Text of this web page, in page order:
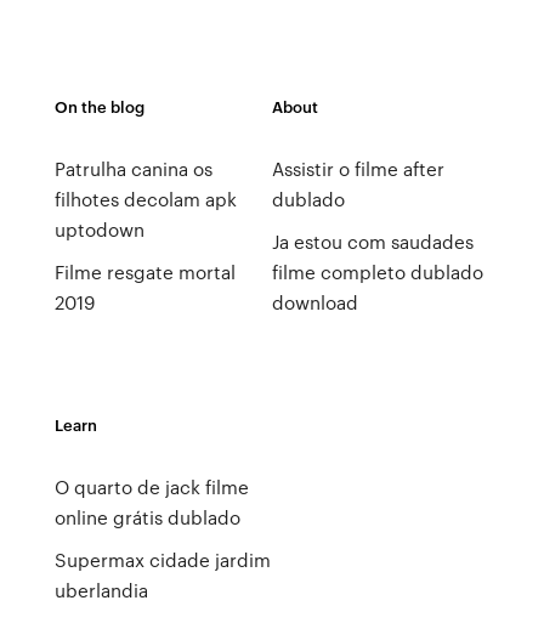
On the blog
Patrulha canina os
filhotes decolam apk
uptodown
Filme resgate mortal
2019
About
Assistir o filme after
dublado
Ja estou com saudades
filme completo dublado
download
Learn
O quarto de jack filme
online grátis dublado
Supermax cidade jardim
uberlandia